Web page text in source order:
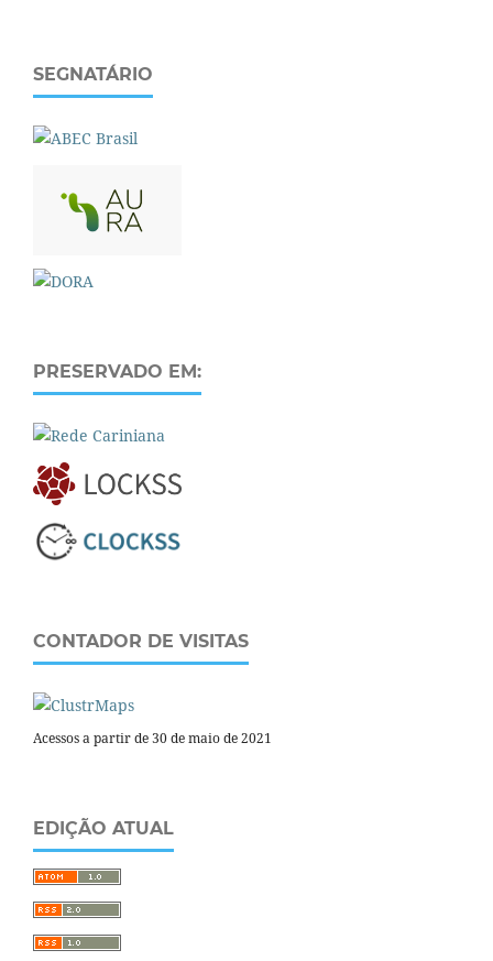
SEGNATÁRIO
PRESERVADO EM:
CONTADOR DE VISITAS
Acessos a partir de 30 de maio de 2021
EDIÇÃO ATUAL